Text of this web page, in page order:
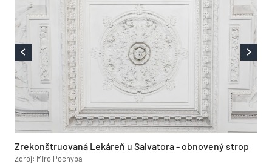
Zrekonštruovaná Lekáreň u Salvatora - obnovený strop
Zdroj: Miro Pochyba